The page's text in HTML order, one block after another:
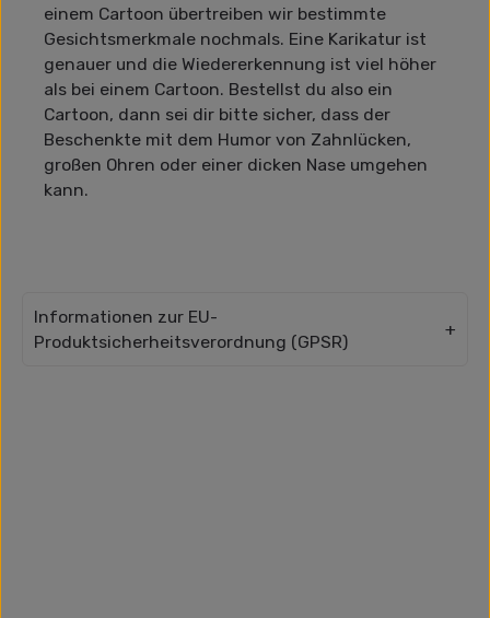
einem Cartoon übertreiben wir bestimmte
Gesichtsmerkmale nochmals. Eine Karikatur ist
genauer und die Wiedererkennung ist viel höher
als bei einem Cartoon. Bestellst du also ein
Cartoon, dann sei dir bitte sicher, dass der
Beschenkte mit dem Humor von Zahnlücken,
großen Ohren oder einer dicken Nase umgehen
kann.
Informationen zur EU-
Produktsicherheitsverordnung (GPSR)